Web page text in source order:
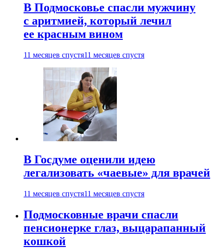
В Подмосковье спасли мужчину
с аритмией, который лечил
ее красным вином
11 месяцев спустя11 месяцев спустя
В Госдуме оценили идею
легализовать «чаевые» для врачей
11 месяцев спустя11 месяцев спустя
Подмосковные врачи спасли
пенсионерке глаз, выцарапанный
кошкой